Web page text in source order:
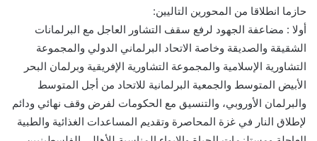
حازما انطلاقا من المحورين التاليين:
أولا : مضاعفة الجهود لرفع سقف التشاور العاجل مع البرلمانات
الشقيقة والصديقة وخاصة الاتحاد البرلماني الدولي والمجموعة
التشاورية الإسلامية والمجموعة التشاورية الإفريقية وبرلمان البحر
الأبيض المتوسط والجمعية البرلمانية للاتحاد من أجل المتوسط
والبرلمان الأوروبي، والتنسيق مع الحكومات لفرض وقف نهائي ودائم
لإطلاق النار في غزة المحاصرة وتقديم المساعدات الغذائية والطبية